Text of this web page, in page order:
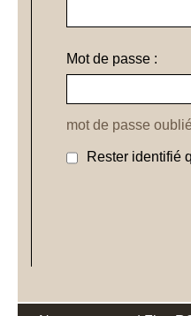
Mot de passe :
mot de passe
Rester identifié